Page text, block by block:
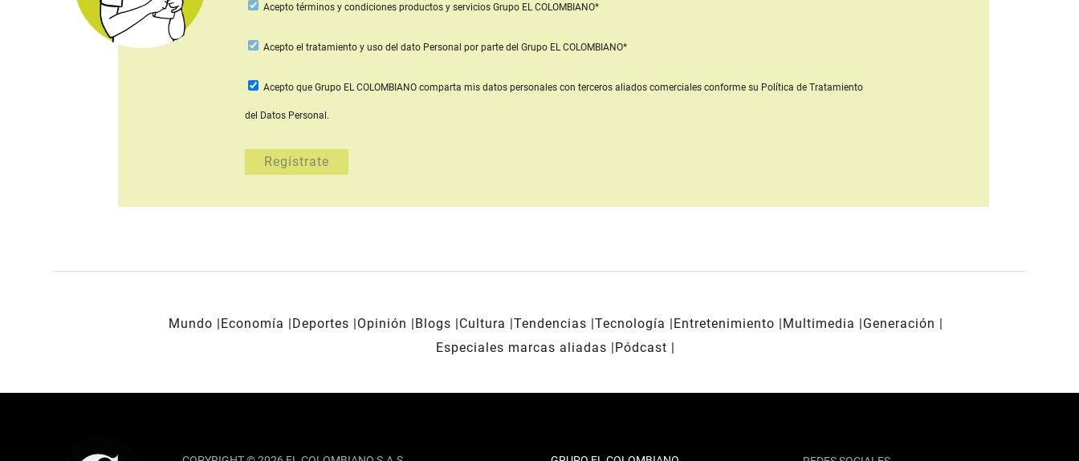
Acepto términos y condiciones productos y servicios Grupo EL COLOMBIANO*
Aceptoel tratamiento y uso del dato Personal por parte del Grupo EL COLOMBIANO*
Acepto que Grupo EL COLOMBIANO comparta mis datos personales con terceros aliados comercialesconforme su Política de Tratamiento
del Datos Personal.
Mundo Economía Deportes Opinión Blogs Cultura Tendencias Tecnología Entretenimiento Multimedia
Generación
Especiales marcas aliadas
Pódcast